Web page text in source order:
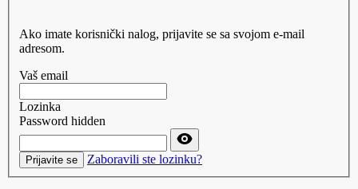
Ako imate korisnički nalog, prijavite se sa svojom e-mail
adresom.
Vaš email
Lozinka
Password hidden
Prijavite se Zaboravili ste lozinku?